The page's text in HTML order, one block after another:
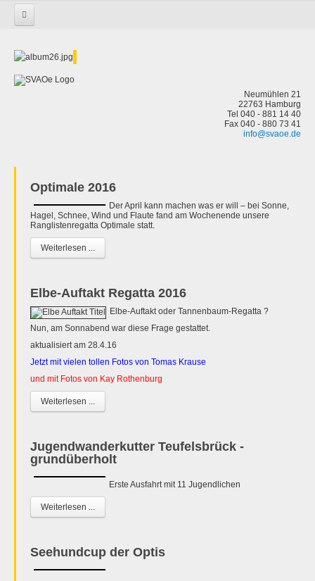
Neumühlen 21
22763 Hamburg
Tel 040 - 881 14 40
Fax 040 - 880 73 41
info@svaoe.de
Optimale 2016
Der April kann machen was er will – bei Sonne,
Hagel, Schnee, Wind und Flaute fand am Wochenende unsere
Ranglistenregatta Optimale statt.
Weiterlesen ...
Elbe-Auftakt Regatta 2016
Elbe-Auftakt oder Tannenbaum-Regatta ?
Nun, am Sonnabend war diese Frage gestattet.
aktualisiert am 28.4.16
Jetzt mit vielen tollen Fotos von Tomas Krause
und mit Fotos von Kay Rothenburg
Weiterlesen ...
Jugendwanderkutter Teufelsbrück -
grundüberholt
Erste Ausfahrt mit 11 Jugendlichen
Weiterlesen ...
Seehundcup der Optis